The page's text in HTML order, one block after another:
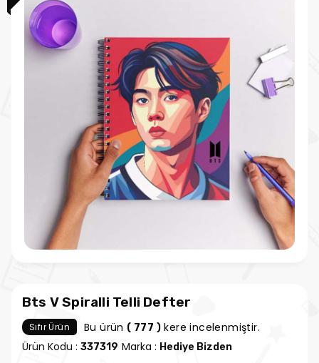
Bts V Spiralli Telli Defter
Sıfır Ürün Bu ürün ( 777 ) kere incelenmiştir.
Ürün Kodu : 337319 Marka : Hediye Bizden